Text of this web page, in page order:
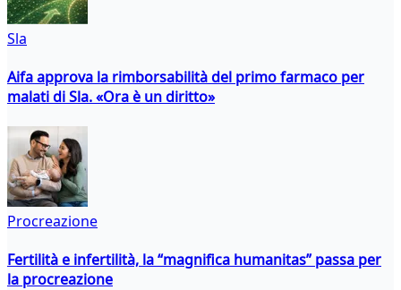
Sla
Aifa approva la rimborsabilità del primo farmaco per
malati di Sla. «Ora è un diritto»
Procreazione
Fertilità e infertilità, la “magnifica humanitas” passa per
la procreazione